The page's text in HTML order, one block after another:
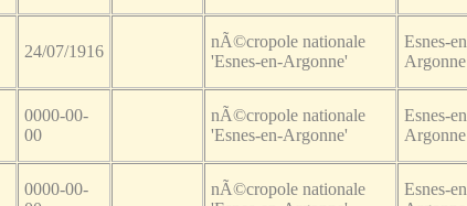
24/07/1916
nÃ©cropole nationale
'Esnes-en-Argonne'
Esnes-
Argonne
0000-00-
00
nÃ©cropole nationale
'Esnes-en-Argonne'
Esnes-
Argonne
0000-00-
nÃ©cropole nationale
Esnes-